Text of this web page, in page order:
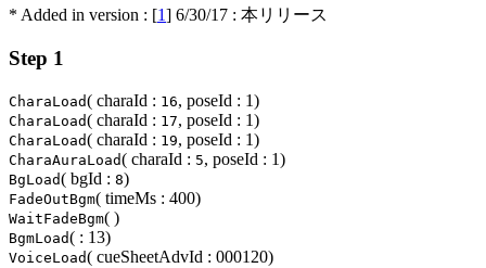
* Added in version : [1] 6/30/17 : 本リリース
Step 1
CharaLoad( charaId : 16, poseId : 1)
CharaLoad( charaId : 17, poseId : 1)
CharaLoad( charaId : 19, poseId : 1)
CharaAuraLoad( charaId : 5, poseId : 1)
BgLoad( bgId : 8)
FadeOutBgm( timeMs : 400)
WaitFadeBgm( )
BgmLoad( : 13)
VoiceLoad( cueSheetAdvId : 000120)